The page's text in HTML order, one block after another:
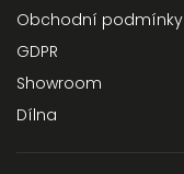
Obchodní podmínky
GDPR
Showroom
Dílna